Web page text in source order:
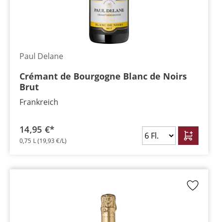
Paul Delane
Crémant de Bourgogne Blanc de Noirs
Brut
Frankreich
14,95 €*
0,75 L(19,93 €/L)